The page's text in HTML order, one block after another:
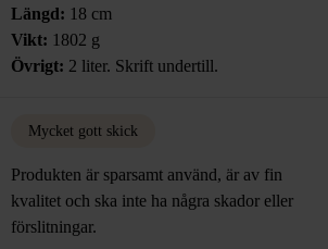
Längd: 18 cm
Vikt: 1802 g
Övrigt: 2 liter. Skrift undertill.
Mycket gott skick
Produkten är sparsamt använd, är av fin
kvalitet och ska inte ha några skador eller
förslitningar.